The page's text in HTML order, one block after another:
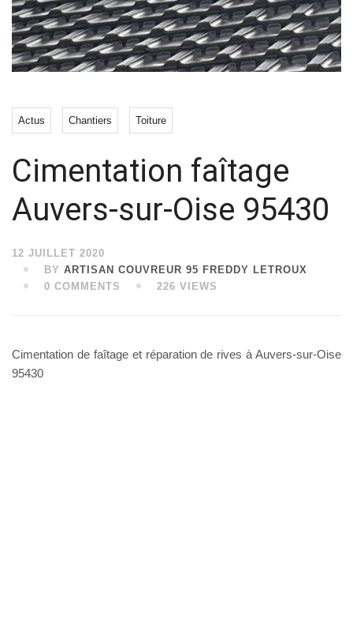
Actus Chantiers Toiture
Cimentation faîtage
Auvers-sur-Oise 95430
12 JUILLET 2020
BY ARTISAN COUVREUR 95 FREDDY LETROUX
0 COMMENTS
226 VIEWS
Cimentation de faîtage et réparation de rives à Auvers-sur-Oise
95430